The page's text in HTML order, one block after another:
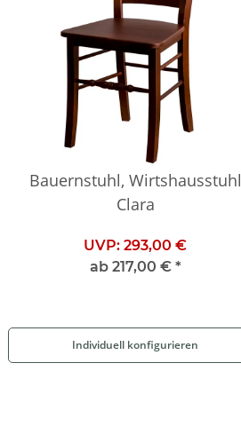
Bauernstuhl, Wirtshausstuhl
Clara
UVP: 293,00 €
ab 217,00 € *
Individuell konfigurieren